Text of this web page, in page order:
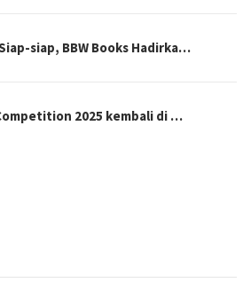
siap, BBW Books Hadirka…
2025 kembali di …